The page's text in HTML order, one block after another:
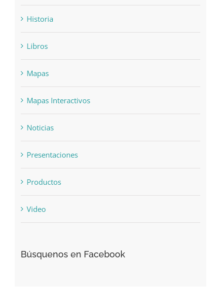
Historia
Libros
Mapas
Mapas Interactivos
Noticias
Presentaciones
Productos
Video
Búsquenos en Facebook